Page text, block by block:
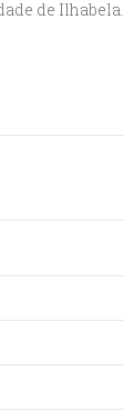
de Ilhabela.